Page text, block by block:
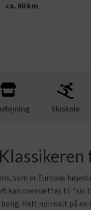
ca. 60 km
Skiskole
som er Europas
kan oversættes til “ski
Helt normalt på en